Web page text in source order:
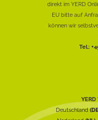
direkt im YERD
EU bitte auf
können wir
Tel.:
Deutschland